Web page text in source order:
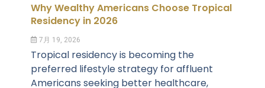
Why Wealthy Americans Choose Tropical
Residency in 2026
7月 19, 2026
Tropical residency is becoming the
preferred lifestyle strategy for affluent
Americans seeking better healthcare,